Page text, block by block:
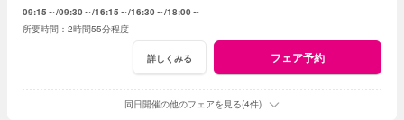
09:15～ 09:30～ 16:15～ 16:30～ 18:00～
2時間55分程度
詳しくみる フェア予約
同日開催の他のフェアを見る(4件)